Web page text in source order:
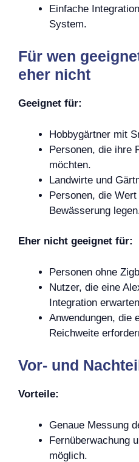
Einfache
System.
Für wen
eher nicht
Geeignet für:
Hobbygärtner mit
Personen, die ihre
möchten.
Landwirte und
Personen, die
Bewässerung
Eher nicht geeignet für:
Personen ohne
Nutzer, die eine
Integration
Anwendungen, die
Reichweite
Vor- und
Vorteile:
Genaue Messung
Fernüberwachung
möglich.